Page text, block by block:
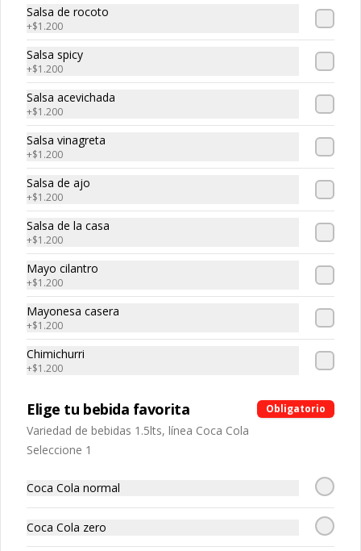
Tako spicy 🌶️
Pulpo, spicy, palta
$5.670$8.100
Maguro roll
Atun, palta, queso
$5.320$7.600
-30%
Edo roll
Camaron, salmon, queso crema
$5.530$7.900
Smoked roll
Salmon ahumado, queso cream,
Salsa de rocoto
+$1.200
Salsa spicy
+$1.200
Salsa acevichada
+$1.200
Salsa vinagreta
+$1.200
Salsa de ajo
+$1.200
Salsa de la casa
+$1.200
Mayo cilantro
+$1.200
Mayonesa casera
+$1.200
Chimichurri
+$1.200
Elige tu bebida favorita Obligatorio
Variedad de bebidas 1.5lts, línea Coca Cola
Seleccione 1
Coca Cola normal
Coca Cola zero